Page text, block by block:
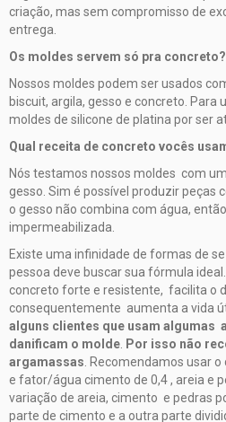
criação, mas sem compromisso de
entrega.
Os moldes servem só pra concreto?
Nossos moldes podem ser usados
biscuit, argila, gesso e concreto. Para
moldes de silicone de platina por ser
Qual receita de concreto vocês
Nós testamos nossos moldes com
gesso. Sim é possível produzir peças
o gesso não combina com água,
impermeabilizada.
Existe uma infinidade de formas de
pessoa deve buscar sua fórmula
concreto forte e resistente, facilita o
consequentemente aumenta a vida
alguns clientes que usam algumas
danificam o molde Por isso não
argamassas . Recomendamos usar
e fator/água cimento de 0,4 , areia e
variação de areia, cimento e pedras
parte de cimento e a outra parte